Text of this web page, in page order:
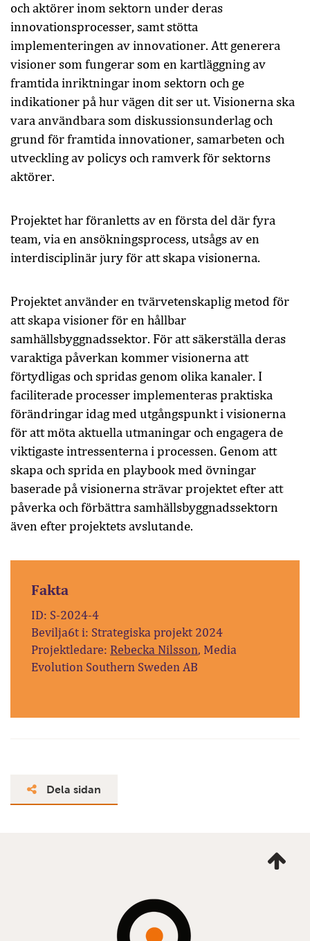
och aktörer inom sektorn under deras
innovationsprocesser, samt stötta
implementeringen av innovationer. Att generera
visioner som fungerar som en kartläggning av
framtida inriktningar inom sektorn och ge
indikationer på hur vägen dit ser ut. Visionerna ska
vara användbara som diskussionsunderlag och
grund för framtida innovationer, samarbeten och
utveckling av policys och ramverk för sektorns
aktörer.
Projektet har föranletts av en första del där fyra
team, via en ansökningsprocess, utsågs av en
interdisciplinär jury för att skapa visionerna.
Projektet använder en tvärvetenskaplig metod för
att skapa visioner för en hållbar
samhällsbyggnadssektor. För att säkerställa deras
varaktiga påverkan kommer visionerna att
förtydligas och spridas genom olika kanaler. I
faciliterade processer implementeras praktiska
förändringar idag med utgångspunkt i visionerna
för att möta aktuella utmaningar och engagera de
viktigaste intressenterna i processen. Genom att
skapa och sprida en playbook med övningar
baserade på visionerna strävar projektet efter att
påverka och förbättra samhällsbyggnadssektorn
även efter projektets avslutande.
Fakta
ID: S-2024-4
Bevilja6t i: Strategiska projekt 2024
Projektledare: Rebecka Nilsson, Media
Evolution Southern Sweden AB
Dela sidan
mig